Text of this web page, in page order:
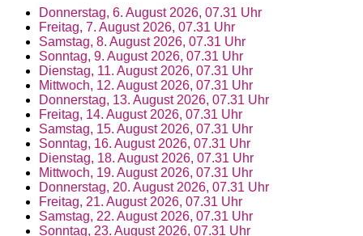
Donnerstag, 6. August 2026, 07.31 Uhr
Freitag, 7. August 2026, 07.31 Uhr
Samstag, 8. August 2026, 07.31 Uhr
Sonntag, 9. August 2026, 07.31 Uhr
Dienstag, 11. August 2026, 07.31 Uhr
Mittwoch, 12. August 2026, 07.31 Uhr
Donnerstag, 13. August 2026, 07.31 Uhr
Freitag, 14. August 2026, 07.31 Uhr
Samstag, 15. August 2026, 07.31 Uhr
Sonntag, 16. August 2026, 07.31 Uhr
Dienstag, 18. August 2026, 07.31 Uhr
Mittwoch, 19. August 2026, 07.31 Uhr
Donnerstag, 20. August 2026, 07.31 Uhr
Freitag, 21. August 2026, 07.31 Uhr
Samstag, 22. August 2026, 07.31 Uhr
Sonntag, 23. August 2026, 07.31 Uhr